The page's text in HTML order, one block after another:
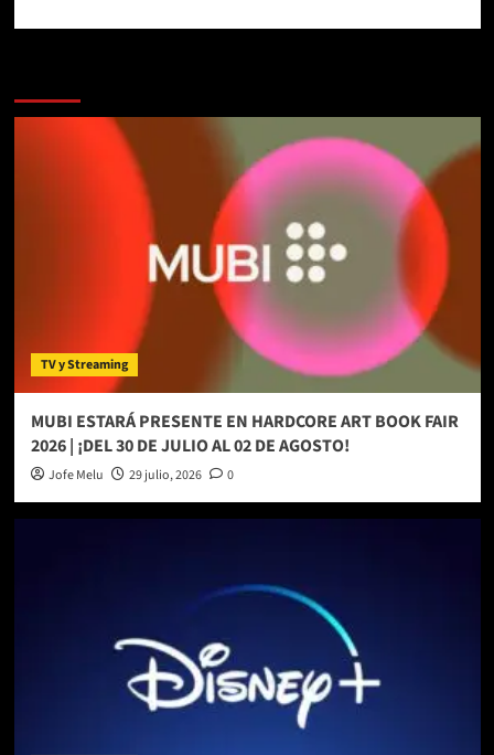
TV y Streaming
MUBI ESTARÁ PRESENTE EN HARDCORE ART BOOK FAIR
2026 | ¡DEL 30 DE JULIO AL 02 DE AGOSTO!
Jofe Melu 29 julio, 2026 0